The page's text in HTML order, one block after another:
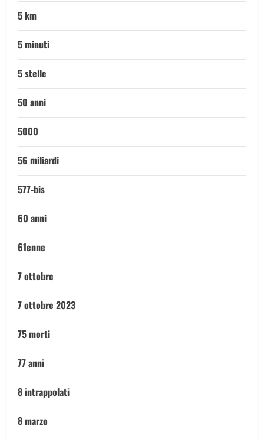
5 km
5 minuti
5 stelle
50 anni
5000
56 miliardi
577-bis
60 anni
61enne
7 ottobre
7 ottobre 2023
75 morti
77 anni
8 intrappolati
8 marzo